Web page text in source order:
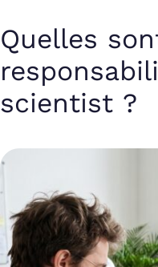
Quelles
scientist ?